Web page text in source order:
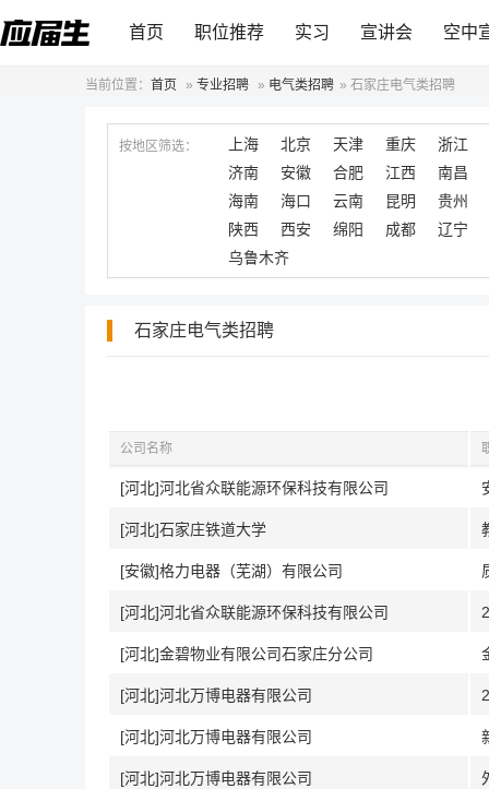
首页 职位推荐 实习 宣讲会 空中
当前位置： 首页 » 专业招聘 » 电气类招聘 » 石家庄电气类招聘
按地区筛选： 上海 北京 天津 重庆
浙江
济南
安徽 合肥 江西
南昌
海南
海口 云南 昆明
贵州
陕西
西安 绵阳 成都
辽宁
乌鲁木齐
石家庄电气类招聘
公司名称
[河北]河北省众联能源环保科技有限公司
[河北]石家庄铁道大学
[安徽]格力电器（芜湖）有限公司
[河北]河北省众联能源环保科技有限公司
[河北]金碧物业有限公司石家庄分公司
[河北]河北万博电器有限公司
[河北]河北万博电器有限公司
[河北]河北万博电器有限公司